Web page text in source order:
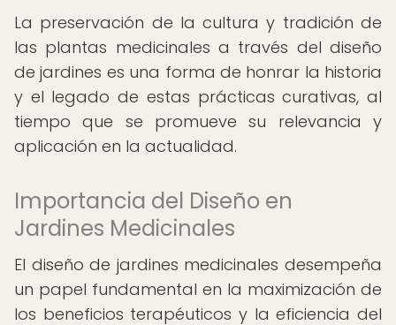
La preservación de la cultura y tradición de
las plantas medicinales a través del diseño
de jardines es una forma de honrar la historia
y el legado de estas prácticas curativas, al
tiempo que se promueve su relevancia y
aplicación en la actualidad.
Importancia del Diseño en
Jardines Medicinales
El diseño de jardines medicinales desempeña
un papel fundamental en la maximización de
los beneficios terapéuticos y la eficiencia del